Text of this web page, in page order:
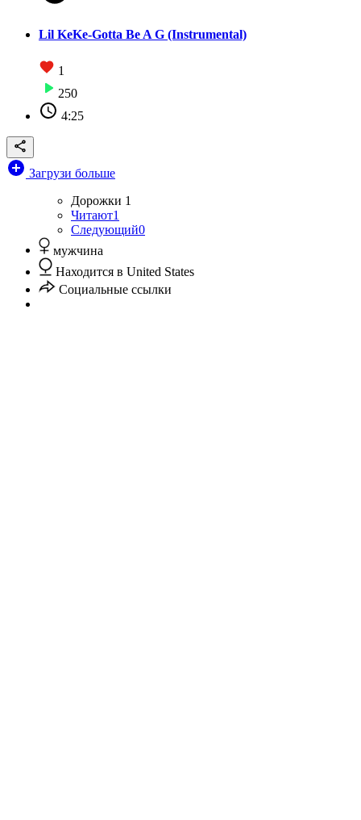
Lil KeKe-Gotta Be A G (Instrumental)
1
250
4:25
Загрузи больше
Дорожки 1
Читают1
Следующий0
мужчина
Находится в United States
Социальные ссылки